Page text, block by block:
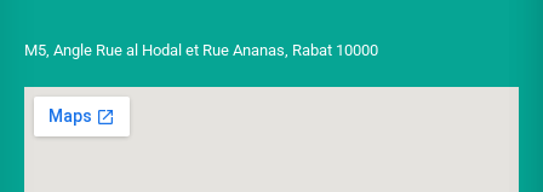
M5, Angle Rue al Hodal et Rue Ananas, Rabat 10000